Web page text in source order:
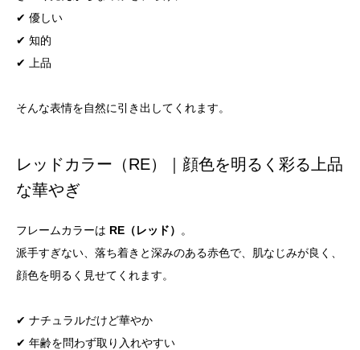
✔ 優しい
✔ 知的
✔ 上品
そんな表情を自然に引き出してくれます。
レッドカラー（RE）｜顔色を明るく彩る上品
な華やぎ
フレームカラーは RE（レッド）
。
派手すぎない、落ち着きと深みのある赤色で、肌なじみが良く、
顔色を明るく見せてくれます。
✔ ナチュラルだけど華やか
✔ 年齢を問わず取り入れやすい